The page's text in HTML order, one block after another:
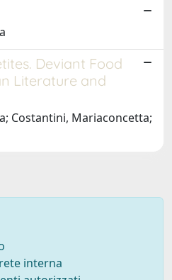
Deviant Food
Literature and
Costantini, Mariaconcetta;
interna